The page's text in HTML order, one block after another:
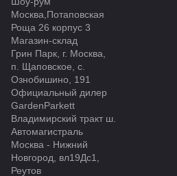
Москва,Потаповская
Роща 26 корпус 3
Магазин-склад
Грин Парк, г. Москва,
п. Щаповское, с.
Ознобишино, 191
Официальный дилер
GardenParkett
Владимирский тракт ш.
Автомагистраль
Москва - Нижний
Новгород, вл19Дс1,
Реутов